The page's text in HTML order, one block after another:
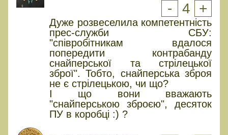
- 4 +
Дуже розвеселила компетентність
прес-служби СБУ:
"співробітникам вдалося
попередити контрабанду
снайперської та стрілецької
зброї". Тобто, снайперська зброя
не є стрілецькою, чи що?
І що вони вважають
"снайперською зброєю", десяток
ПУ в коробці :) ?